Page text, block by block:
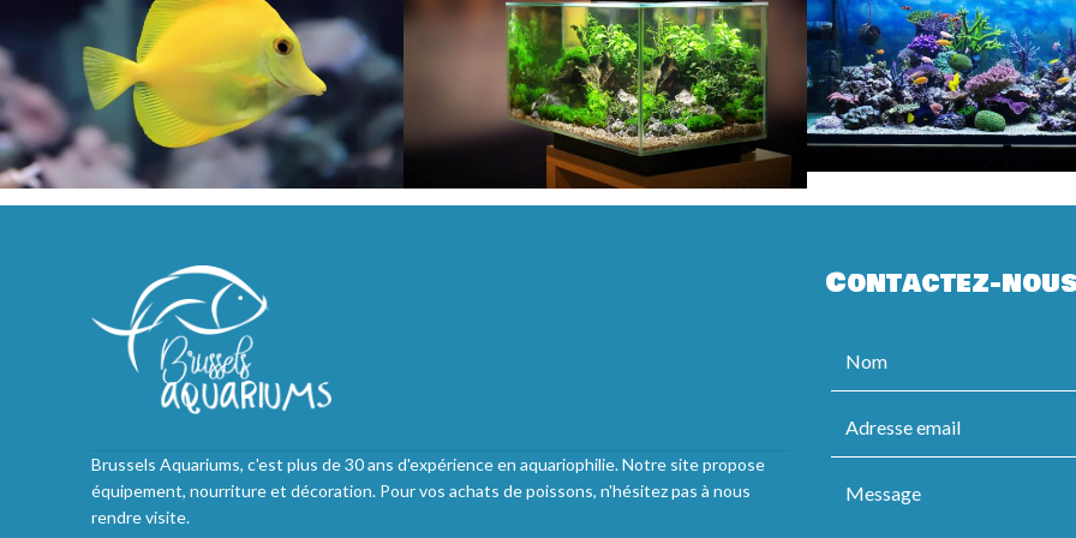
Brussels Aquariums, c'est plus de 30 ans d'expérience en aquariophilie. Notre site propose
équipement, nourriture et décoration. Pour vos achats de poissons, n'hésitez pas à nous
rendre visite.
Contactez-